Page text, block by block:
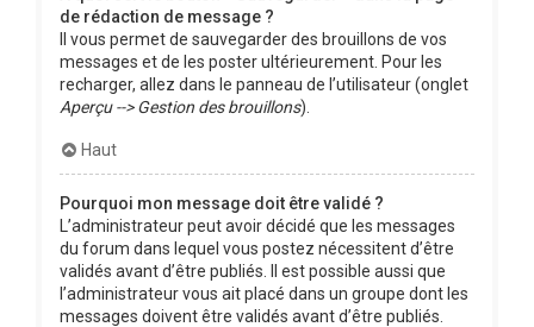
de rédaction de message ?
Il vous permet de sauvegarder des brouillons de vos
messages et de les poster ultérieurement. Pour les
recharger, allez dans le panneau de l’utilisateur (onglet
Aperçu --> Gestion des brouillons).
Haut
Pourquoi mon message doit être validé ?
L’administrateur peut avoir décidé que les messages
du forum dans lequel vous postez nécessitent d’être
validés avant d’être publiés. Il est possible aussi que
l’administrateur vous ait placé dans un groupe dont les
messages doivent être validés avant d’être publiés.